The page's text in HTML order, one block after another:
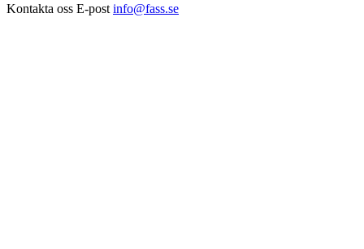
Kontakta oss E-post info@fass.se